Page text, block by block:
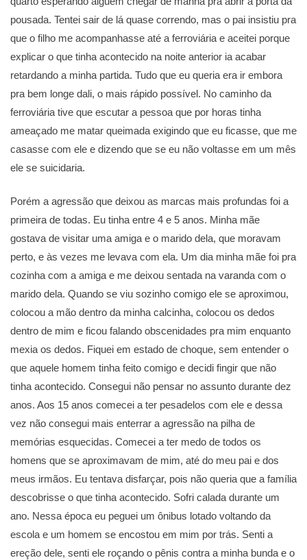
pousada. Tentei sair de lá quase correndo, mas o pai insistiu pra
que o filho me acompanhasse até a ferroviária e aceitei porque
explicar o que tinha acontecido na noite anterior ia acabar
retardando a minha partida. Tudo que eu queria era ir embora
pra bem longe dali, o mais rápido possível. No caminho da
ferroviária tive que escutar a pessoa que por horas tinha
ameaçado me matar queimada exigindo que eu ficasse, que me
casasse com ele e dizendo que se eu não voltasse em um mês
ele se suicidaria.
Porém a agressão que deixou as marcas mais profundas foi a
primeira de todas. Eu tinha entre 4 e 5 anos. Minha mãe
gostava de visitar uma amiga e o marido dela, que moravam
perto, e às vezes me levava com ela. Um dia minha mãe foi pra
cozinha com a amiga e me deixou sentada na varanda com o
marido dela. Quando se viu sozinho comigo ele se aproximou,
colocou a mão dentro da minha calcinha, colocou os dedos
dentro de mim e ficou falando obscenidades pra mim enquanto
mexia os dedos. Fiquei em estado de choque, sem entender o
que aquele homem tinha feito comigo e decidi fingir que não
tinha acontecido. Consegui não pensar no assunto durante dez
anos. Aos 15 anos comecei a ter pesadelos com ele e dessa
vez não consegui mais enterrar a agressão na pilha de
memórias esquecidas. Comecei a ter medo de todos os
homens que se aproximavam de mim, até do meu pai e dos
meus irmãos. Eu tentava disfarçar, pois não queria que a família
descobrisse o que tinha acontecido. Sofri calada durante um
ano. Nessa época eu peguei um ônibus lotado voltando da
escola e um homem se encostou em mim por trás. Senti a
ereção dele, senti ele roçando o pênis contra a minha bunda e o